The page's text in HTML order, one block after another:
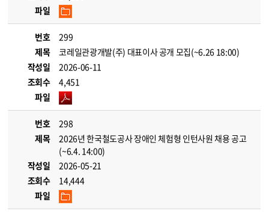
파일
번호
299
제목
코레일관광개발(주) 대표이사 공개 모집(~6.26 18:00)
작성일
2026-06-11
조회수
4,451
파일
번호
298
제목
2026년 한국철도공사 장애인 체험형 인턴사원 채용 공고
(~6.4. 14:00)
작성일
2026-05-21
조회수
14,444
파일